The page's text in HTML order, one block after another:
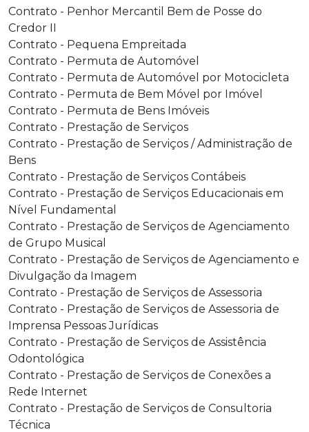
Contrato - Penhor Mercantil Bem de Posse do
Credor II
Contrato - Pequena Empreitada
Contrato - Permuta de Automóvel
Contrato - Permuta de Automóvel por Motocicleta
Contrato - Permuta de Bem Móvel por Imóvel
Contrato - Permuta de Bens Imóveis
Contrato - Prestação de Serviços
Contrato - Prestação de Serviços / Administração de
Bens
Contrato - Prestação de Serviços Contábeis
Contrato - Prestação de Serviços Educacionais em
Nível Fundamental
Contrato - Prestação de Serviços de Agenciamento
de Grupo Musical
Contrato - Prestação de Serviços de Agenciamento e
Divulgação da Imagem
Contrato - Prestação de Serviços de Assessoria
Contrato - Prestação de Serviços de Assessoria de
Imprensa Pessoas Jurídicas
Contrato - Prestação de Serviços de Assistência
Odontológica
Contrato - Prestação de Serviços de Conexões a
Rede Internet
Contrato - Prestação de Serviços de Consultoria
Técnica